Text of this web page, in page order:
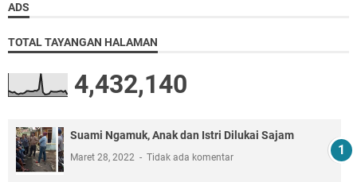
ADS
TOTAL TAYANGAN HALAMAN
4,432,140
Suami Ngamuk, Anak dan Istri Dilukai Sajam
Maret 28, 2022 Tidak ada komentar